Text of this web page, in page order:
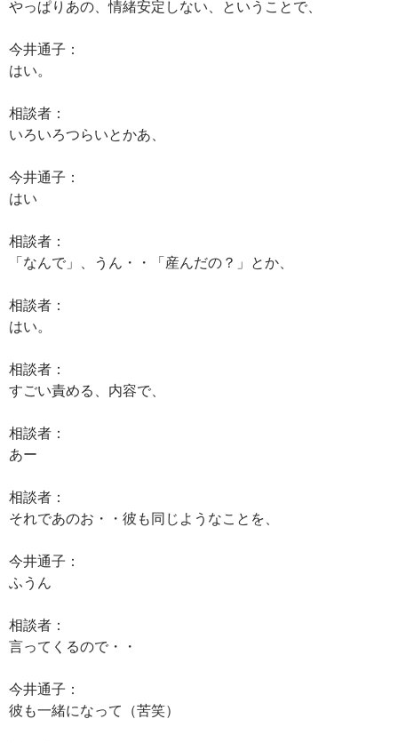
やっぱりあの、情緒安定しない、ということで、
今井通子：
はい。
相談者：
いろいろつらいとかあ、
今井通子：
はい
相談者：
「なんで」、うん・・「産んだの？」とか、
相談者：
はい。
相談者：
すごい責める、内容で、
相談者：
あー
相談者：
それであのお・・彼も同じようなことを、
今井通子：
ふうん
相談者：
言ってくるので・・
今井通子：
彼も一緒になって（苦笑）